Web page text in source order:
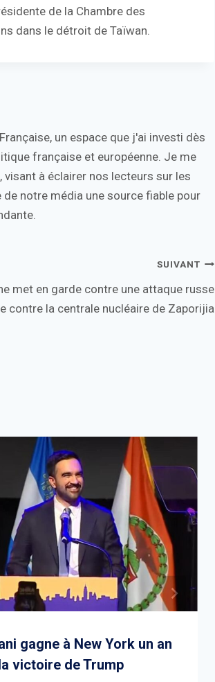
de la Chambre des
dans le détroit de Taïwan.
un espace que j'ai investi dès
française et européenne. Je me
à éclairer nos lecteurs sur les
notre média une source fiable pour
SUIVANT
met en garde contre une attaque russe
contre la centrale nucléaire de Zaporijia
gagne à New York un an
victoire de Trump